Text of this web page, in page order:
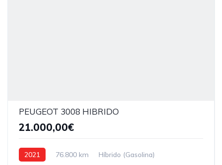
PEUGEOT 3008 HIBRIDO
21.000,00€
2021 76.800 km
Híbrido (Gasolina)